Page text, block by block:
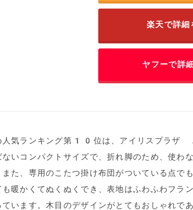
楽天で詳細
ヤフーで詳
人気ランキング第10位は、アイリスプラ
いコンパクトサイズで、折れ脚のため、使わ
た、専用のこたつ掛け布団がついている点で
暖かくてぬくぬくでき、表地はふわふわフラ
います。木目のデザインがとてもおしゃれで